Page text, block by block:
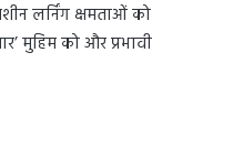
लर्निंग क्षमताओं को
मुहिम को और प्रभावी